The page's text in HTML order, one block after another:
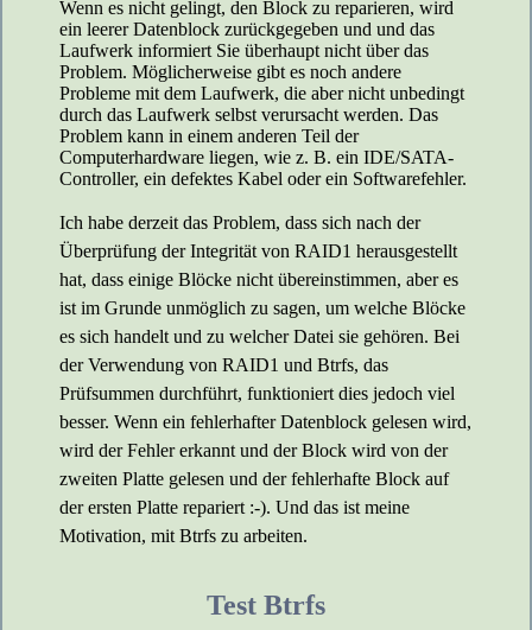
Wenn es nicht gelingt, den Block zu reparieren, wird
ein leerer Datenblock zurückgegeben und und das
Laufwerk informiert Sie überhaupt nicht über das
Problem. Möglicherweise gibt es noch andere
Probleme mit dem Laufwerk, die aber nicht unbedingt
durch das Laufwerk selbst verursacht werden. Das
Problem kann in einem anderen Teil der
Computerhardware liegen, wie z. B. ein IDE/SATA-
Controller, ein defektes Kabel oder ein Softwarefehler.
Ich habe derzeit das Problem, dass sich nach der
Überprüfung der Integrität von RAID1 herausgestellt
hat, dass einige Blöcke nicht übereinstimmen, aber es
ist im Grunde unmöglich zu sagen, um welche Blöcke
es sich handelt und zu welcher Datei sie gehören. Bei
der Verwendung von RAID1 und Btrfs, das
Prüfsummen durchführt, funktioniert dies jedoch viel
besser. Wenn ein fehlerhafter Datenblock gelesen wird,
wird der Fehler erkannt und der Block wird von der
zweiten Platte gelesen und der fehlerhafte Block auf
der ersten Platte repariert :-). Und das ist meine
Motivation, mit Btrfs zu arbeiten.
Test Btrfs